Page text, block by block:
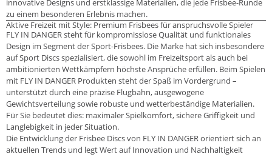
innovative Designs und erstklassige Materialien, die jede Frisbee-Runde
zu einem besonderen Erlebnis machen.
Aktive Freizeit mit Style: Premium Frisbees für anspruchsvolle Spieler
FLY IN DANGER steht für kompromisslose Qualität und funktionales
Design im Segment der Sport-Frisbees. Die Marke hat sich insbesondere
auf Sport Discs spezialisiert, die sowohl im Freizeitsport als auch bei
ambitionierten Wettkämpfern höchste Ansprüche erfüllen. Beim Spielen
mit FLY IN DANGER Produkten steht der Spaß im Vordergrund –
unterstützt durch eine präzise Flugbahn, ausgewogene
Gewichtsverteilung sowie robuste und wetterbeständige Materialien.
Für Sie bedeutet dies: maximaler Spielkomfort, sichere Griffigkeit und
Langlebigkeit in jeder Situation.
Die Entwicklung der Frisbee Discs von FLY IN DANGER orientiert sich an
aktuellen Trends und legt Wert auf Innovation und Nachhaltigkeit